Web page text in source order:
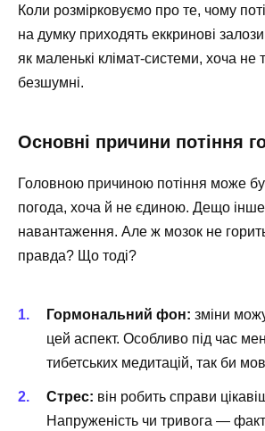
Коли розмірковуємо про те, чому
на думку приходять еккринові
як маленькі клімат-системи, хоча не
безшумні.
Основні причини потіння
Головною причиною потіння може
погода, хоча й не єдиною. Дещо
навантаження. Але ж мозок не
правда? Що тоді?
Гормональний фон: зміни
цей аспект. Особливо під час
тибетських медитацій, так би
Стрес: він робить справи
Напруженість чи тривога —